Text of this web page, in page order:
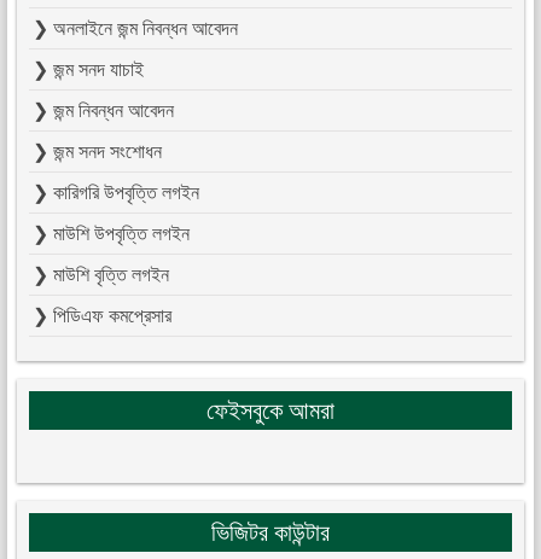
❯ অনলাইনে জন্ম নিবন্ধন আবেদন
❯ জন্ম সনদ যাচাই
❯ জন্ম নিবন্ধন আবেদন
❯ জন্ম সনদ সংশোধন
❯ কারিগরি উপবৃত্তি লগইন
❯ মাউশি উপবৃত্তি লগইন
❯ মাউশি বৃত্তি লগইন
❯ পিডিএফ কমপ্রেসার
ফেইসবুকে আমরা
ভিজিটর কাউন্টার